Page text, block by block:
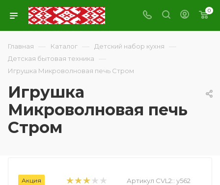
0
Главная — Каталог — Детский набор кухня —
Детская бытовая техника —
Игрушка Микроволновая печь Стром
Игрушка
Микроволновая печь
Стром
Акция Артикул CVL2:: у562